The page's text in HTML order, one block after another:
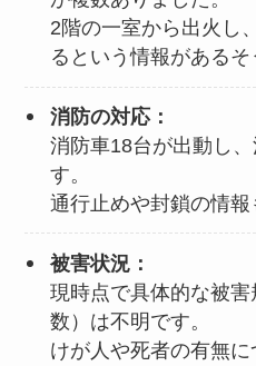
2階の一室から出火し
るという情報があるそ
消防の対応：
消防車18台が出動し
す。
通行止めや封鎖の情報
被害状況：
現時点で具体的な被
数）は不明です。
けが人や死者の有無